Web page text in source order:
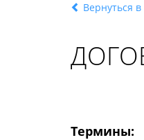
Вернуться
Термины: